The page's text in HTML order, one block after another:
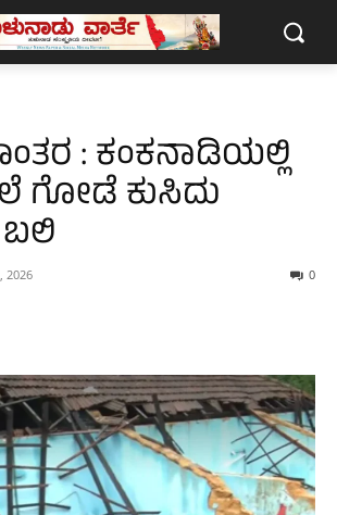
: ಕಂಕನಾಡಿಯಲ್ಲಿ
ಗೋಡೆ ಕುಸಿದು
2026 0